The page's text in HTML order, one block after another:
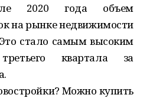
2020 года объем
на рынке недвижимости
стало самым высоким
квартала за
Можно купить